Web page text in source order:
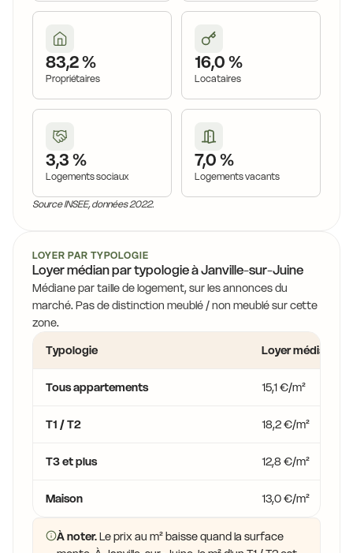
83,2 %
Propriétaires
16,0 %
Locataires
3,3 %
Logements sociaux
7,0 %
Logements vacants
Source INSEE, données 2022.
LOYER PAR TYPOLOGIE
Loyer médian par typologie à Janville-sur-Juine
Médiane par taille de logement, sur les annonces du
marché. Pas de distinction meublé / non meublé sur cette
zone.
Typologie
Loyer médian
Tous appartements 15,1 €/m²
T1 / T2 18,2 €/m²
T3 et plus 12,8 €/m²
Maison 13,0 €/m²
À noter.Le prix au m² baisse quand la surface